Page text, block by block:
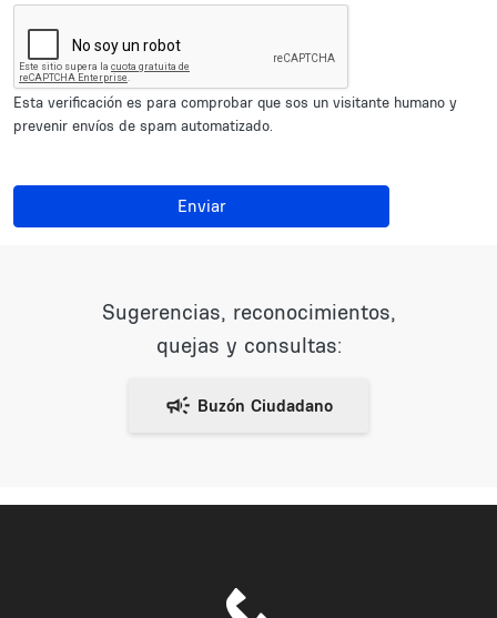
Esta verificación es para comprobar que sos un visitante humano y
prevenir envíos de spam automatizado.
Enviar
Sugerencias, reconocimientos,
quejas y consultas: